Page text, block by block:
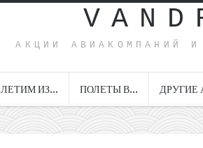
АКЦИИ АВИАКОМПАНИЙ
ЛЕТИМ ИЗ… ПОЛЕТЫ В… ДРУГИЕ